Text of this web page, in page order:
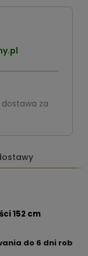
dostawa za
152 cm
do 6 dni rob